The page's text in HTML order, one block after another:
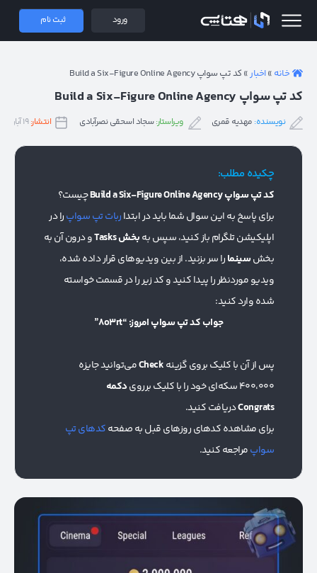
همتاپی ورود ثبت نام
خانه »اخبار» کد تپ سواپ Build a Six-Figure Online Agency
کد تپ سواپ Build a Six-Figure Online Agency
نویسنده: مهدیه قمری ویراستار:سجاد اسحقی نصرآبادی انتشار:۱۹ آبان ۱۴۰۳
چکیده مطلب:
کد تپ سواپ Build a Six-Figure Online Agency
چیست؟
برای پاسخ به این سوال شما باید در ابتداربات تپ سواپرا در
اپلیکیشن تلگرام باز کنید، سپس بهبخش Tasks
و درون آن به
بخشسینمارا سر بزنید. از بین ویدیوهای قرار داده شده،
ویدیو موردنظر را پیدا کنید و کد زیر را در قسمت خواسته
شده وارد کنید:
جواب کد تپ سواپ امروز: “8o3rt”
پس از آن با کلیک بروی گزینهCheckمی‌توانید جایزه
400،000 سکه‌ای خود را با کلیک برروی
دکمه
Congratsدریافت کنید.
برای مشاهده کدهای روزهای قبل به صفحهکدهای تپ
سواپمراجعه کنید.